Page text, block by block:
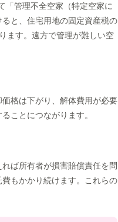
「管理不全空家（特定空家に
と、住宅用地の固定資産税の
ます。遠方で管理が難しい空
格は下がり、解体費用が必要
ことにつながります。
ば所有者が損害賠償責任を問
もかかり続けます。これらの